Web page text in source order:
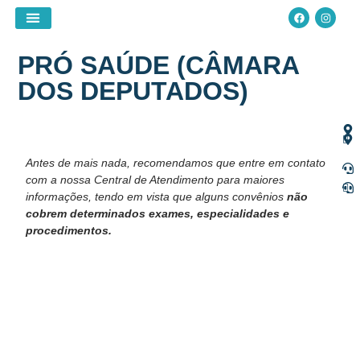
PRÓ SAÚDE (CÂMARA
DOS DEPUTADOS)
Antes de mais nada, recomendamos que entre em contato
com a nossa Central de Atendimento para maiores
informações, tendo em vista que alguns convêniosnão
cobrem determinados exames, especialidades e
procedimentos.